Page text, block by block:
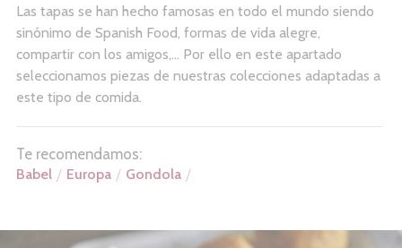
Las tapas se han hecho famosas en todo el mundo siendo
sinónimo de Spanish Food, formas de vida alegre,
compartir con los amigos,… Por ello en este apartado
seleccionamos piezas de nuestras colecciones adaptadas a
este tipo de comida.
Te recomendamos:
Babel Europa Gondola